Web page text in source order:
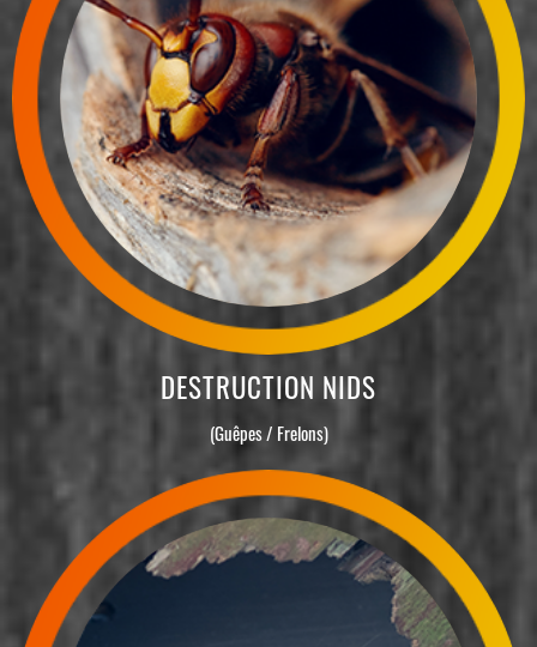
DESTRUCTION NIDS
(Guêpes / Frelons)